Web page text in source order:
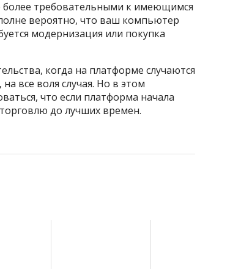
более требовательными к имеющимся
вероятно, что ваш компьютер
модернизация или покупка
когда на платформе случаются
все воля случая. Но в этом
что если платформа начала
до лучших времен.